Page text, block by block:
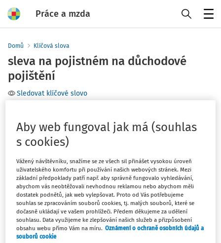
Práce a mzda
Domů Klíčová slova
sleva na pojistném na důchodové
pojištění
Sledovat klíčové slovo
Filtr
Počet vyhledaných dokumentů:1
Řadit podle:
Nejnovější
Nejstarší
TÝDENÍK
Aby web fungoval jak má (souhlas
s cookies)
Vážený návštěvníku, snažíme se ze všech sil přinášet vysokou úroveň
uživatelského komfortu při používání našich webových stránek. Mezi
základní předpoklady patří např. aby správně fungovalo vyhledávání,
abychom vás neobtěžovali nevhodnou reklamou nebo abychom měli
dostatek podnětů, jak web vylepšovat. Proto od Vás potřebujeme
souhlas se zpracováním souborů cookies, tj. malých souborů, které se
dočasně ukládají ve vašem prohlížeči. Předem děkujeme za udělení
souhlasu. Data využijeme ke zlepšování našich služeb a přizpůsobení
obsahu webu přímo Vám na míru. Oznámení o ochraně osobních údajů a
souborů cookie